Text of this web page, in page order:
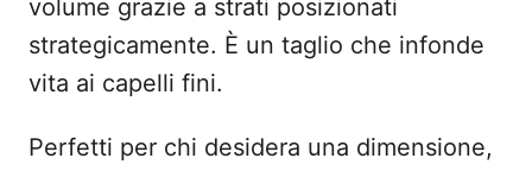
volume grazie a strati posizionati
strategicamente. È un taglio che infonde
vita ai capelli fini.
Perfetti per chi desidera una dimensione,